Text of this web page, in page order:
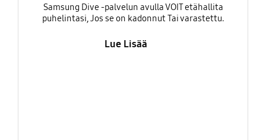
Samsung Dive -palvelun avulla VOIT etähallita
puhelintasi, Jos se on kadonnut Tai varastettu.
Lue Lisää